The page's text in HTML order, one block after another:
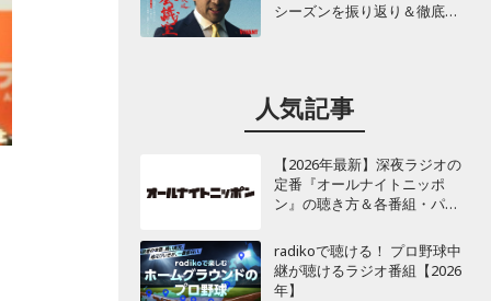
シーズンを振り返り＆徹底考
人気記事
【2026年最新】深夜ラジオの
定番『オールナイトニッポ
ン』の聴き方＆各番組・パー
radikoで聴ける！ プロ野球中
継が聴けるラジオ番組【2026
年】